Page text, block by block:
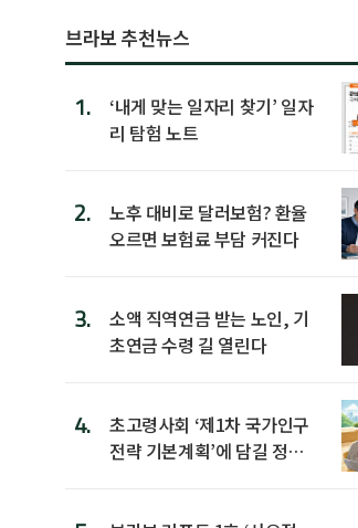
브라보 추천뉴스
1.
‘내게 맞는 일자리 찾기’ 일자
리 탐험 노트
2.
노후 대비로 달러보험? 환율
오르면 보험료 부담 커진다
3.
소액 직역연금 받는 노인, 기
초연금 수령 길 열린다
4.
초고령사회 ‘제1차 국가인구
전략 기본계획’에 담길 정책